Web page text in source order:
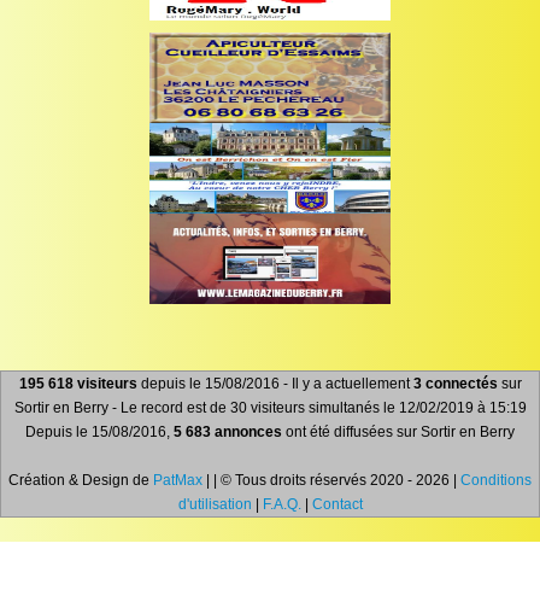
195 618 visiteurs depuis le 15/08/2016 - Il y a actuellement3 connectés sur
Sortir en Berry - Le record est de 30 visiteurs simultanés le 12/02/2019 à 15:19
Depuis le 15/08/2016, 5 683 annonces ont été diffusées sur Sortir en Berry
Création & Design de PatMax | | © Tous droits réservés 2020 - 2026 | Conditions
d'utilisation
F.A.Q.| Contact